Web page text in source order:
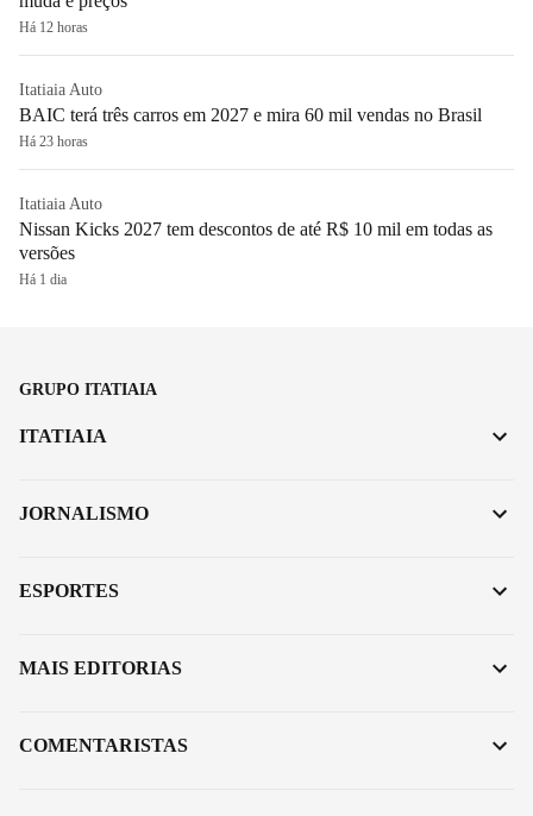
Há 12 horas
Itatiaia Auto
BAIC terá três carros em 2027 e mira 60 mil vendas no Brasil
Há 23 horas
Itatiaia Auto
Nissan Kicks 2027 tem descontos de até R$ 10 mil em todas as
versões
Há 1 dia
GRUPO ITATIAIA
ITATIAIA
JORNALISMO
ESPORTES
MAIS EDITORIAS
COMENTARISTAS